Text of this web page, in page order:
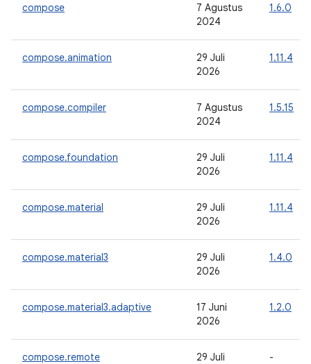
compose
7 Agustus
2024
1.6.0
compose.animation
29 Juli
2026
1.11.4
compose.compiler
7 Agustus
2024
1.5.15
compose.foundation
29 Juli
2026
1.11.4
compose.material
29 Juli
2026
1.11.4
compose.material3
29 Juli
2026
1.4.0
compose.material3.adaptive
17 Juni
2026
1.2.0
compose.remote
29 Juli
-